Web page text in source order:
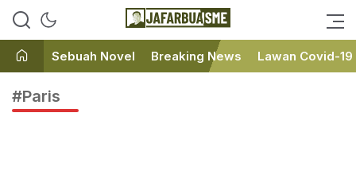
JafarBua
Ini bukan Media Online, Ini
Sebuah Novel Breaking News Lawan Covid-19
#Paris